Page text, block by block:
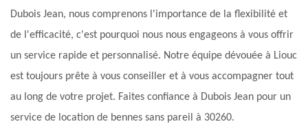
Dubois Jean, nous comprenons l'importance de la flexibilité et
de l'efficacité, c'est pourquoi nous nous engageons à vous offrir
un service rapide et personnalisé. Notre équipe dévouée à Liouc
est toujours prête à vous conseiller et à vous accompagner tout
au long de votre projet. Faites confiance à Dubois Jean pour un
service de location de bennes sans pareil à 30260.